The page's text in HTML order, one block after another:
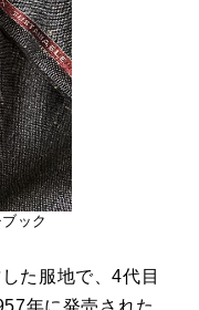
ック
た服地で、4代目
年に発売された。